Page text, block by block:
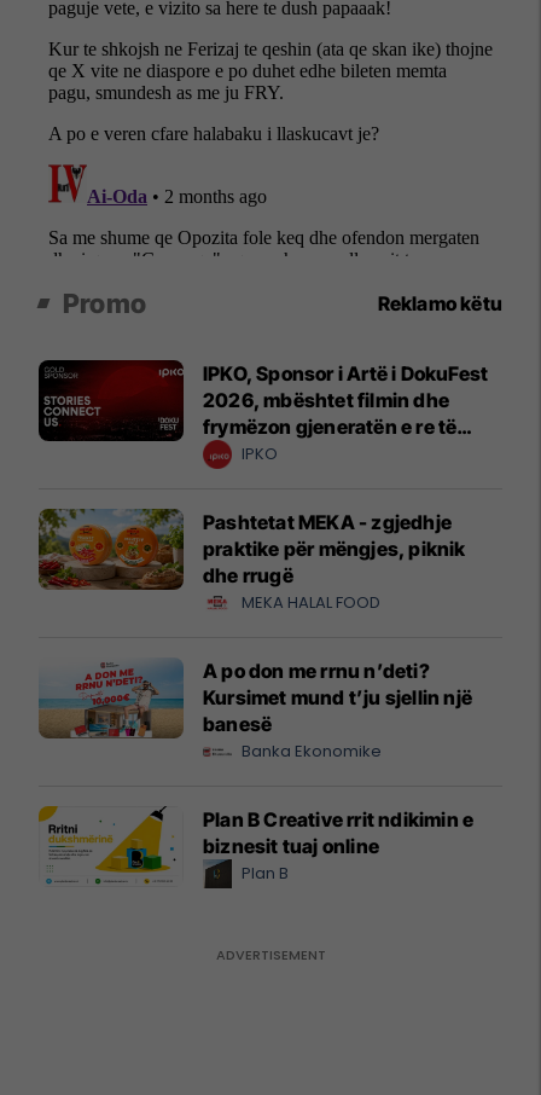
Promo Reklamo këtu
IPKO, Sponsor i Artë i DokuFest
2026, mbështet filmin dhe
frymëzon gjeneratën e re të
krijuesve
IPKO
Pashtetat MEKA - zgjedhje
praktike për mëngjes, piknik
dhe rrugë
MEKA HALAL FOOD
A po don me rrnu n’deti?
Kursimet mund t’ju sjellin një
banesë
Banka Ekonomike
Plan B Creative rrit ndikimin e
biznesit tuaj online
Plan B